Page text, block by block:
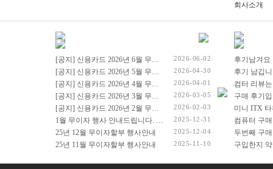
회사소개
[공지] 신용카드 2026년 6월 무이자 행사 안내드립니다. 2026-06-02
[공지] 신용카드 2026년 5월 무이자 행사 안내드립니다. 2026-04-30
[공지] 신용카드 2026년 4월 무이자 행사 안내드립니다. 2026-04-01
[공지] 신용카드 2026년 3월 무이자 행사 안내드립니다. 2026-03-05
[공지] 신용카드 2026년 2월 무이자 행사 안내드립니다. 2026-02-03
1월 무이자 행사 안내드립니다. (2026년 1월 1일 ~ 2026년 1월 31일) 2025-12-31
25년 12월 무이자할부 행사안내 2025-12-04
25년 11월 무이자할부 행사안내 2025-11-10
후기남겨요
후기 남깁
컴터 리뷰
구매 후기
컴퓨터 구
두번째 구